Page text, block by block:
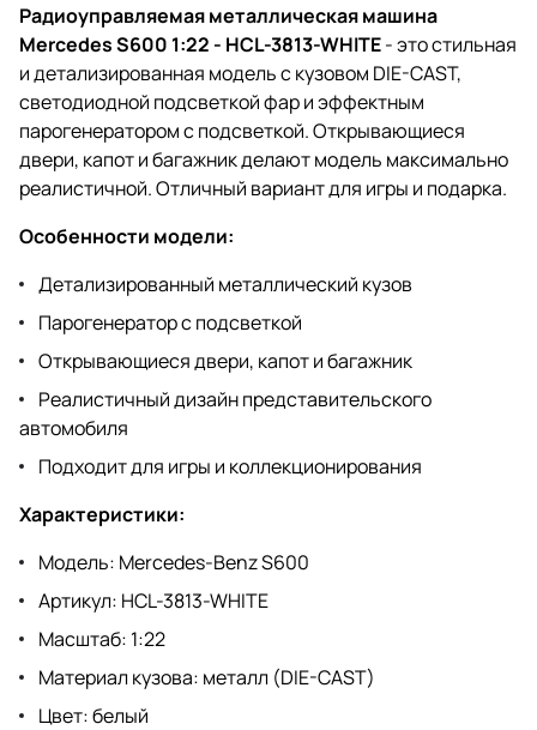
Радиоуправляемая металлическая машина
Mercedes S600 1:22 - HCL-3813-WHITE- это стильная
и детализированная модель с кузовом DIE-CAST,
светодиодной подсветкой фар и эффектным
парогенератором с подсветкой. Открывающиеся
двери, капот и багажник делают модель максимально
реалистичной. Отличный вариант для игры и подарка.
Особенности модели:
Детализированный металлический кузов
Парогенератор с подсветкой
Открывающиеся двери, капот и багажник
Реалистичный дизайн представительского
автомобиля
Подходит для игры и коллекционирования
Характеристики:
Модель: Mercedes-Benz S600
Артикул: HCL-3813-WHITE
Масштаб: 1:22
Материал кузова: металл (DIE-CAST)
Цвет: белый